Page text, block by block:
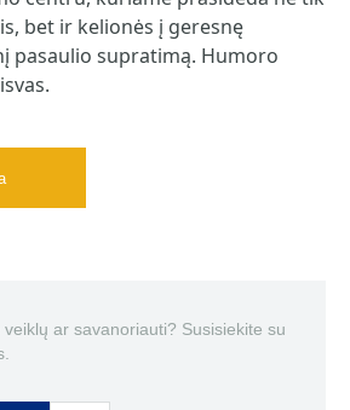
bet ir kelionės į geresnę
pasaulio supratimą. Humoro
ar savanoriauti? Susisiekite su